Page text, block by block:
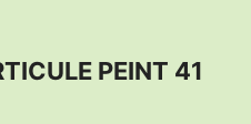
PEINT 41